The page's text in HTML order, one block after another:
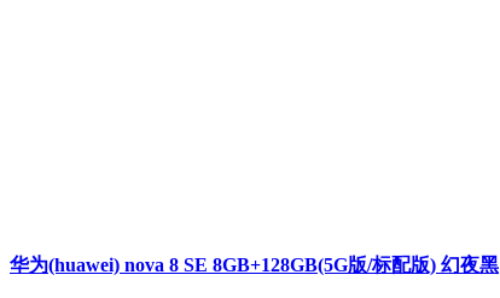
华为(huawei) nova 8 SE 8GB+128GB(5G版/标配版) 幻夜黑